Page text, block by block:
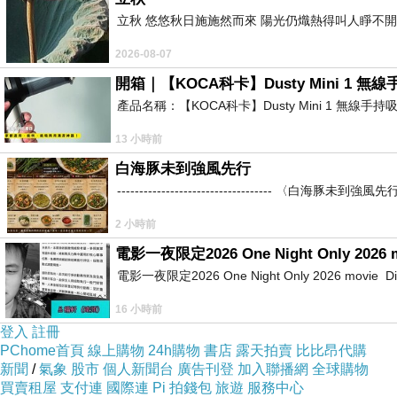
立秋 悠悠秋日施施然而來 陽光仍熾熱得叫人睜不
2026-08-07
開箱｜【KOCA科卡】Dusty Mini 1 無線
產品名稱：【KOCA科卡】Dusty Mini 1 無線手持
13 小時前
白海豚未到強風先行
----------------------------------- 〈白海豚未到強風
2 小時前
電影一夜限定2026 One Night Only 2026
電影一夜限定2026 One Night Only 2026 movie
16 小時前
登入 註冊
PChome首頁 線上購物 24h購物 書店 露天拍賣 比比昂代購
新聞 /氣象 股市 個人新聞台 廣告刊登 加入聯播網 全球購物
買賣租屋 支付連 國際連 Pi 拍錢包 旅遊 服務中心